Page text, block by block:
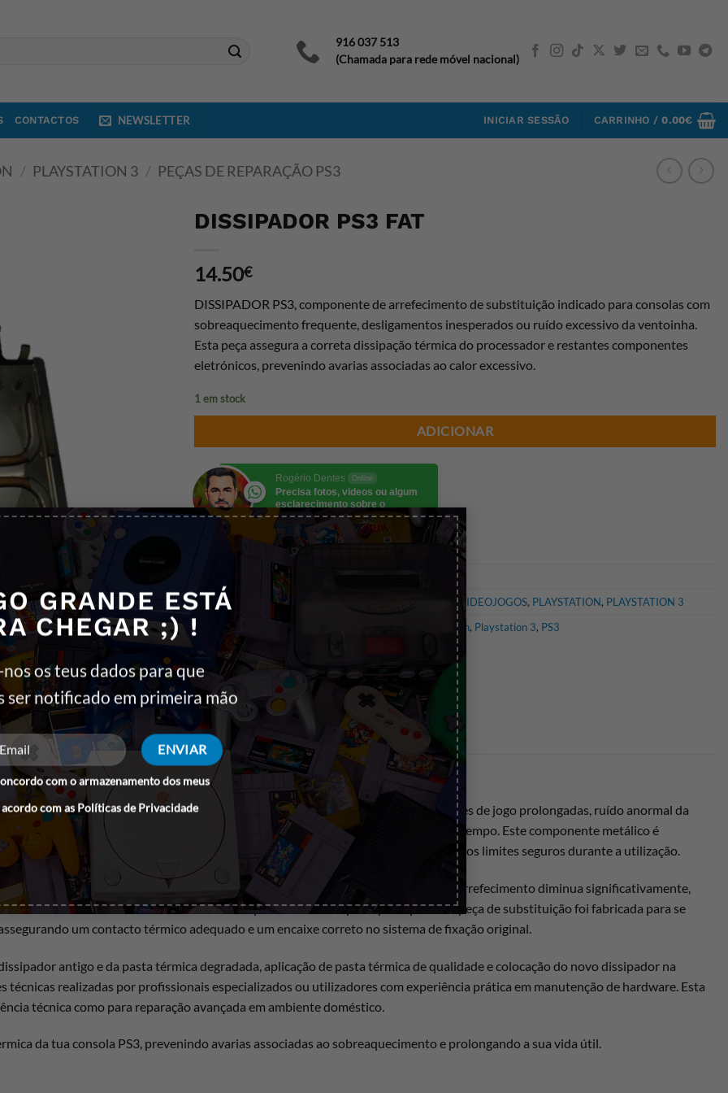
GRANDE ESTÁ
CHEGAR ;) !
os teus dados para que
ser notificado em primeira mão
com o armazenamento dos meus
com as Políticas de Privacidade
×
916 037 513
(Chamada para rede móvel nacional)
CONTACTOS NEWSLETTER INICIAR SESSÃO CARRINHO /0.00€
/ PLAYSTATION 3 / PEÇAS DE REPARAÇÃO PS3
DISSIPADOR PS3 FAT
14.50€
DISSIPADOR PS3,componente de arrefecimento de substituição indicado para consolas com
sobreaquecimento frequente,desligamentos inesperados ou ruídoexcessivo da ventoinha.
Esta peça assegura a correta dissipação térmica do processador e restantes componentes
eletrónicos, prevenindo avarias associadas ao calorexcessivo.
1 em stock
ADICIONAR
Rogério Dentes Online
Precisa fotos, videos ou algum
esclarecimento sobre o
produto? Fala comigo.
Categorias:
PEÇAS DE REPARAÇÃO PS3 CONSOLAS E VIDEOJOGOS, PLAYSTATION, PLAYSTATION 3
Etiquetas:
Playstation, Playstation 3, PS3
sobreaquecimento frequente, desligamentos inesperados durante sessões de jogo prolongadas, ruído anormal da
na motherboard causadas por acumulação de calor excessivo ao longo do tempo. Este componente metálico é
(CPU/GPU) da consola, mantendo as temperaturas de funcionamento dentro dos limites seguros durante a utilização.
original ou deformação do próprio dissipador, é comum que a eficiência de arrefecimento diminua significativamente,
internos e risco acrescido de avarias permanentes na placa principal. Esta peça de substituição foi fabricada para se
um contacto térmico adequado e um encaixe correto no sistema de fixação original.
antigo e da pasta térmica degradada, aplicação de pasta térmica de qualidade e colocação do novo dissipador na
realizadas por profissionais especializados ou utilizadores com experiência prática em manutenção de hardware. Esta
técnica como para reparação avançada em ambiente doméstico.
da tua consola PS3, prevenindo avarias associadas ao sobreaquecimento e prolongando a sua vida útil.